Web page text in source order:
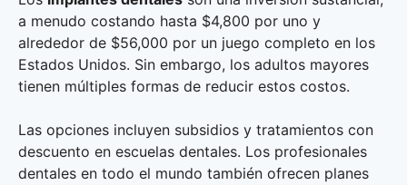
a menudo costando hasta $4,800 por uno y
alrededor de $56,000 por un juego completo en los
Estados Unidos. Sin embargo, los adultos mayores
tienen múltiples formas de reducir estos costos.
Las opciones incluyen subsidios y tratamientos con
descuento en escuelas dentales. Los profesionales
dentales en todo el mundo también ofrecen planes